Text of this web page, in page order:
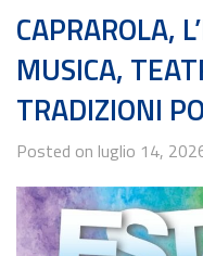
CAPRAROLA,
MUSICA,
TRADIZIONI
Posted on luglio 14,